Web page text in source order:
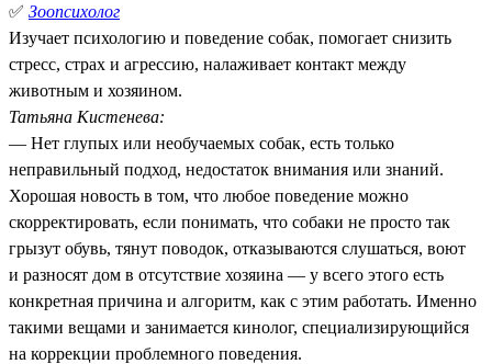
✅ Зоопсихолог
Изучает психологию и поведение собак, помогает снизить
стресс, страх и агрессию, налаживает контакт между
животным и хозяином.
Татьяна Кистенева:
— Нет глупых или необучаемых собак, есть только
неправильный подход, недостаток внимания или знаний.
Хорошая новость в том, что любое поведение можно
скорректировать, если понимать, что собаки не просто так
грызут обувь, тянут поводок, отказываются слушаться, воют
и разносят дом в отсутствие хозяина — у всего этого есть
конкретная причина и алгоритм, как с этим работать. Именно
такими вещами и занимается кинолог, специализирующийся
на коррекции проблемного поведения.